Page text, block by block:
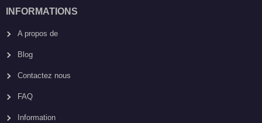
INFORMATIONS
A propos de
Blog
Contactez nous
FAQ
Information